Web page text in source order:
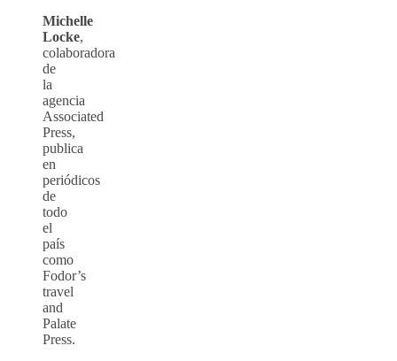
Michelle
Locke,
colaboradora
de
la
agencia
Associated
Press,
publica
en
periódicos
de
todo
el
país
como
Fodor’s
travel
and
Palate
Press.